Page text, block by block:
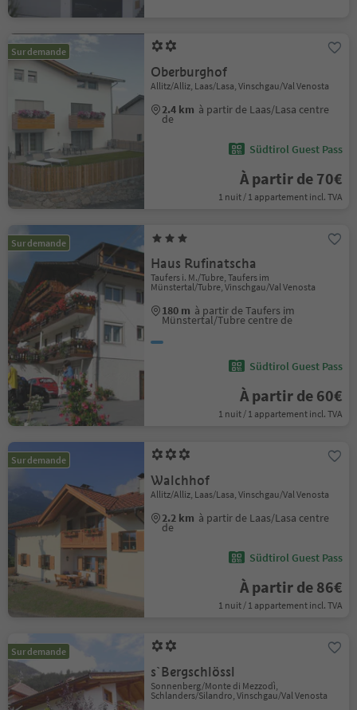
Sur demande
Oberburghof
Allitz/Alliz, Laas/Lasa, Vinschgau/Val Venosta
2.4 km à partir de Laas/Lasa centre
de
Südtirol Guest Pass
À partir de 70€
1 nuit / 1 appartement incl. TVA
Sur demande
Haus Rufinatscha
Taufers i. M./Tubre, Taufers im
Münstertal/Tubre, Vinschgau/Val Venosta
180 m à partir de Taufers im
Münstertal/Tubre centre de
Südtirol Guest Pass
À partir de 60€
1 nuit / 1 appartement incl. TVA
Sur demande
Walchhof
Allitz/Alliz, Laas/Lasa, Vinschgau/Val Venosta
2.2 km à partir de Laas/Lasa centre
de
Südtirol Guest Pass
À partir de 86€
1 nuit / 1 appartement incl. TVA
Sur demande
s`Bergschlössl
Sonnenberg/Monte di Mezzodì,
Schlanders/Silandro, Vinschgau/Val Venosta